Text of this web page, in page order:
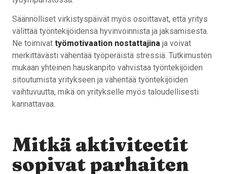
Säännölliset virkistyspäivät myös osoittavat, että yritys
välittää työntekijöidensä hyvinvoinnista ja jaksamisesta.
Ne toimivat työmotivaation nostattajina ja voivat
merkittävästi vähentää työperäistä stressiä. Tutkimusten
mukaan yhteinen hauskanpito vahvistaa työntekijöiden
sitoutumista yritykseen ja vähentää työntekijöiden
vaihtuvuutta, mikä on yritykselle myös taloudellisesti
kannattavaa.
Mitkä aktiviteetit
sopivat parhaiten